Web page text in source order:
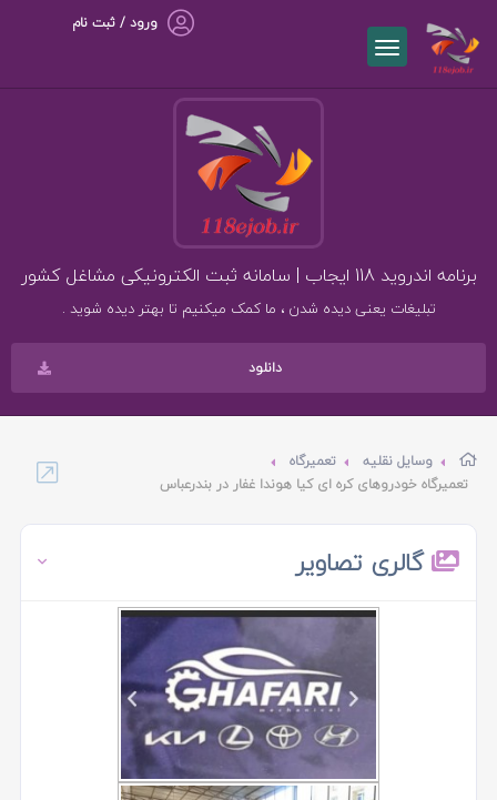
ورود / ثبت نام
برنامه اندروید 118 ایجاب | سامانه ثبت الکترونیکی مشاغل کشور
تبلیغات یعنی دیده شدن ، ما کمک میکنیم تا بهتر دیده شوید .
دانلود
وسایل نقلیه
تعمیرگاه
تعمیرگاه خودروهای کره ای کیا هوندا غفار در بندرعباس
گالری تصاویر